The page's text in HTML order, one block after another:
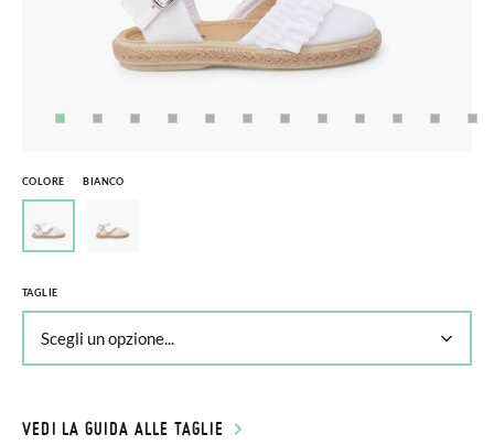
COLORE BIANCO
TAGLIE
VEDI LA GUIDA ALLE TAGLIE